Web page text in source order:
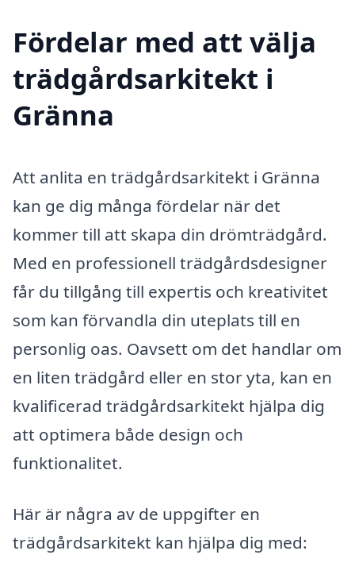
Fördelar med att välja
trädgårdsarkitekt i
Gränna
Att anlita en trädgårdsarkitekt i Gränna
kan ge dig många fördelar när det
kommer till att skapa din drömträdgård.
Med en professionell trädgårdsdesigner
får du tillgång till expertis och kreativitet
som kan förvandla din uteplats till en
personlig oas. Oavsett om det handlar om
en liten trädgård eller en stor yta, kan en
kvalificerad trädgårdsarkitekt hjälpa dig
att optimera både design och
funktionalitet.
Här är några av de uppgifter en
trädgårdsarkitekt kan hjälpa dig med: